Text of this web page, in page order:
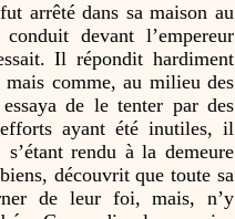
arrêté dans sa maison au
devant l’empereur
Il répondit hardiment
comme, au milieu des
de le tenter par des
ayant été inutiles, il
rendu à la demeure
découvrit que toute sa
de leur foi, mais, n’y